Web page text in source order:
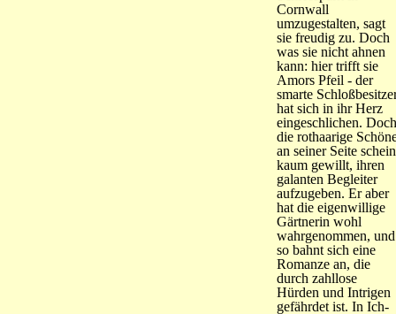
Cornwall
umzugestalten, sagt
sie freudig zu. Doch
was sie nicht ahnen
kann: hier trifft sie
Amors Pfeil - der
smarte
hat sich in ihr Herz
eingeschlichen. Doch
die rothaarige
an seiner Seite
kaum gewillt, ihren
galanten Begleiter
aufzugeben. Er aber
hat die eigenwillige
Gärtnerin wohl
wahrgenommen, und
so bahnt sich eine
Romanze an, die
durch zahllose
Hürden und Intrigen
gefährdet ist. In Ich-